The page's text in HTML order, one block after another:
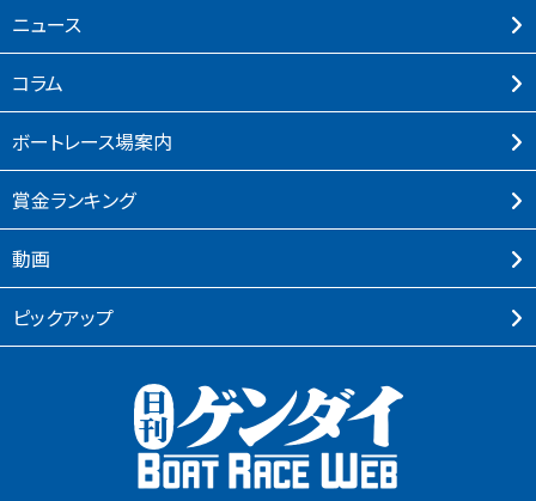
ニュース
コラム
ボートレース場案内
賞⾦ランキング
動画
ピックアップ